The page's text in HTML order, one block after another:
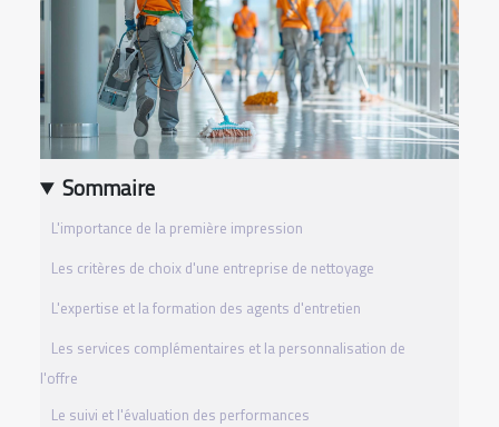
Sommaire
L'importance de la première impression
Les critères de choix d'une entreprise de nettoyage
L'expertise et la formation des agents d'entretien
Les services complémentaires et la personnalisation de
l'offre
Le suivi et l'évaluation des performances